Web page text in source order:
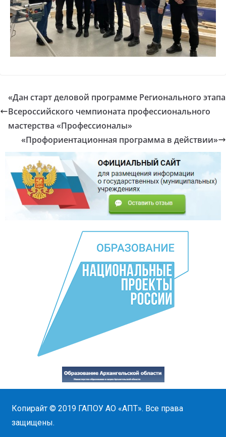
«Дан старт деловой программе Регионального этапа
Всероссийского чемпионата профессионального
мастерства «Профессионалы»
«Профориентационная программа в действии»
Копирайт © 2019 ГАПОУ АО «АПТ». Все права
защищены.